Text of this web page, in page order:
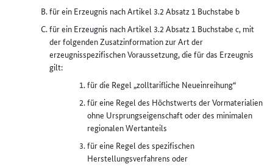
für ein Erzeugnis nach Artikel 3.2 Absatz 1 Buchstabe b
für ein Erzeugnis nach Artikel 3.2 Absatz 1 Buchstabe c, mit
der folgenden Zusatzinformation zur Art der
erzeugnisspezifischen Voraussetzung, die für das Erzeugnis
gilt:
für die Regel „zolltarifliche Neueinreihung“
für eine Regel des Höchstwerts der Vormaterialien
ohne Ursprungseigenschaft oder des minimalen
regionalen Wertanteils
für eine Regel des spezifischen
Herstellungsverfahrens oder